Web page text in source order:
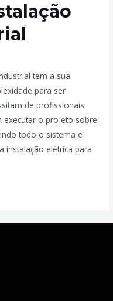
tem a sua
para ser
de profissionais
executar o projeto sobre
todo o sistema e
instalação elétrica para